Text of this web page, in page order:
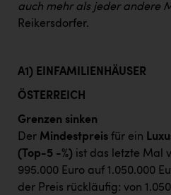
auch mehr als jeder andere
Reikersdorfer.
A1) EINFAMILIENHÄUSER
ÖSTERREICH
Grenzen sinken
Der Mindestpreis für ein
(Top-5 -%) ist das letzte Mal
995.000 Euro auf 1.050.000
der Preis rückläufig: von